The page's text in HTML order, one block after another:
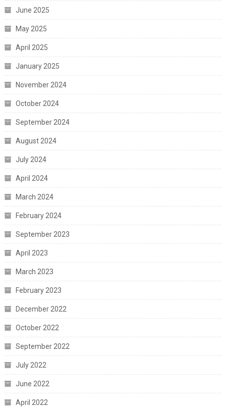
June 2025
May 2025
April 2025
January 2025
November 2024
October 2024
September 2024
August 2024
July 2024
April 2024
March 2024
February 2024
September 2023
April 2023
March 2023
February 2023
December 2022
October 2022
September 2022
July 2022
June 2022
April 2022